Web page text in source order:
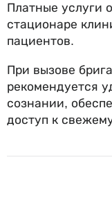
Платные услуги
стационаре
пациентов.
При вызове
рекомендуется
сознании,
доступ к